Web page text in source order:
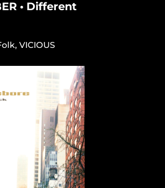
• Different
,VICIOUS